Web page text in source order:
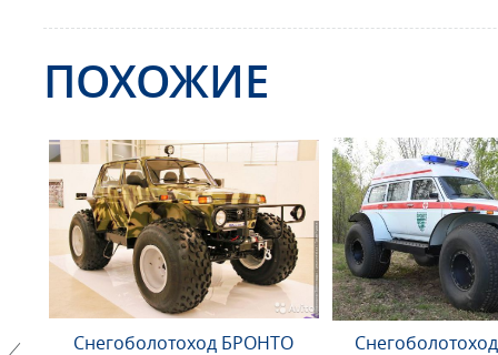
ПОХОЖИЕ
Снегоболотоход БРОНТО